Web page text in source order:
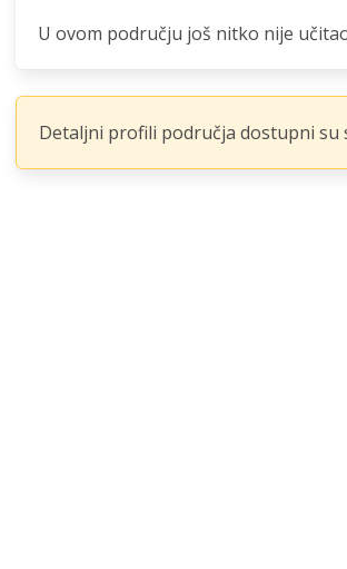
U ovom području još nitko nije
Detaljni profili područja dostupni su